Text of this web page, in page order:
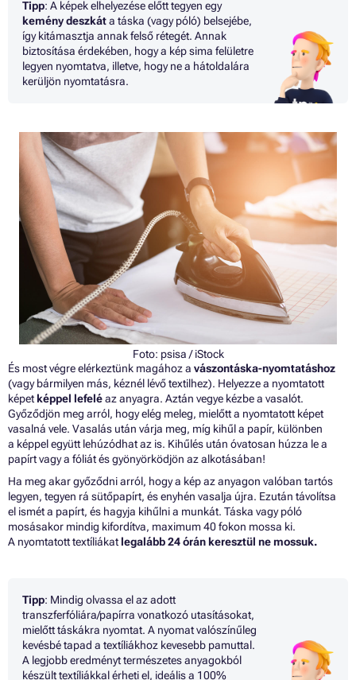
Tipp: A képek elhelyezése előtt tegyen egy
keménydeszkáta táska (vagy póló) belsejébe,
így kitámasztja annak felső rétegét. Annak
biztosítása érdekében, hogy a kép sima felületre
legyen nyomtatva, illetve, hogy ne a hátoldalára
kerüljön nyomtatásra.
Foto: psisa / iStock
És most végre elérkeztünk magához a vászontáska-nyomtatáshoz
(vagy bármilyen más, kéznél lévő textilhez). Helyezze a nyomtatott
képet képpel lefeléaz anyagra. Aztán vegye kézbe a vasalót.
Győződjön meg arról, hogy elég meleg, mielőtt a nyomtatott képet
vasalná vele. Vasalás után várja meg, míg kihűl a papír, különben
a képpel együtt lehúzódhat az is. Kihűlés után óvatosan húzza le a
papírt vagy a fóliát és gyönyörködjön az alkotásában!
Ha meg akar győződni arról, hogy a kép az anyagon valóban tartós
legyen, tegyen rá sütőpapírt, és enyhén vasalja újra. Ezután távolítsa
el ismét a papírt, és hagyja kihűlni a munkát. Táska vagy póló
mosásakor mindig kifordítva, maximum 40 fokon mossa ki.
A nyomtatott textíliákat legalább 24 órán keresztül ne mossuk.
Tipp: Mindig olvassa el az adott
transzferfóliára/papírra vonatkozó utasításokat,
mielőtt táskákra nyomtat. A nyomat valószínűleg
kevésbé tapad a textíliákhoz kevesebb pamuttal.
A legjobb eredményt természetes anyagokból
készült textíliákkal érheti el, ideális a 100%